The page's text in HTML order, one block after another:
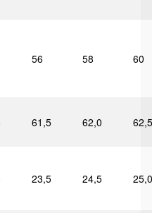
56 58 60
61,5 62,0 62,5
23,5 24,5 25,0